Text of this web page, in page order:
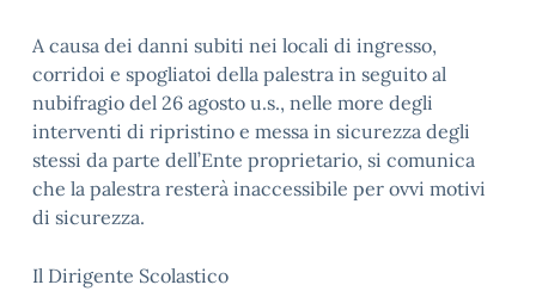
A causa dei danni subiti nei locali di ingresso,
corridoi e spogliatoi della palestra in seguito al
nubifragio del 26 agosto u.s., nelle more degli
interventi di ripristino e messa in sicurezza degli
stessi da parte dell’Ente proprietario, si comunica
che la palestra resterà inaccessibile per ovvi motivi
di sicurezza.
Il Dirigente Scolastico